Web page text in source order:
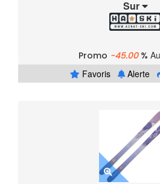
Sur
Promo -45.00%
Favoris
Alerte